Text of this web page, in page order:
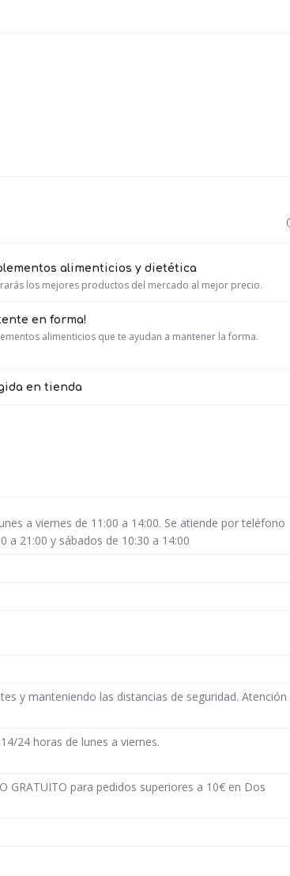
alimenticios y dietética
los mejores productos del mercado al mejor precio.
en forma!
alimenticios que te ayudan a mantener la forma.
en tienda
a viernes de 11:00 a 14:00. Se atiende por teléfono
a 21:00 y sábados de 10:30 a 14:00
y manteniendo las distancias de seguridad. Atención
24 horas de lunes a viernes.
GRATUITO para pedidos superiores a 10€ en Dos